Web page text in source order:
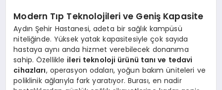
Modern Tıp Teknolojileri ve Geniş Kapasite
Aydın Şehir Hastanesi, adeta bir sağlık kampüsü
niteliğinde. Yüksek yatak kapasitesiyle çok sayıda
hastaya aynı anda hizmet verebilecek donanıma
sahip. Özellikle ileri teknoloji ürünü tanı ve tedavi
cihazları, operasyon odaları, yoğun bakım üniteleri ve
poliklinik ağlarıyla fark yaratıyor. Burası, en nadir